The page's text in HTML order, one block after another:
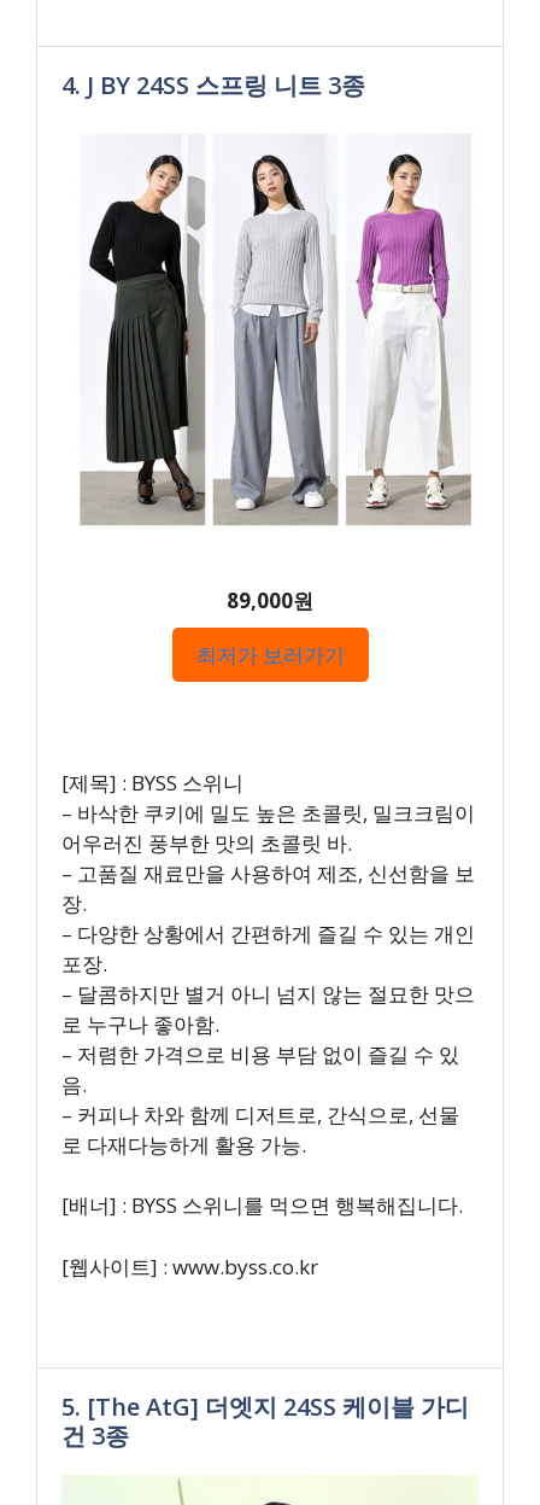
4. J BY 24SS 스프링 니트 3종
89,000원
최저가 보러가기
[제목] : BYSS 스위니
– 바삭한 쿠키에 밀도 높은 초콜릿, 밀크크림이
어우러진 풍부한 맛의 초콜릿 바.
– 고품질 재료만을 사용하여 제조, 신선함을 보
장.
– 다양한 상황에서 간편하게 즐길 수 있는 개인
포장.
– 달콤하지만 별거 아니 넘지 않는 절묘한 맛으
로 누구나 좋아함.
– 저렴한 가격으로 비용 부담 없이 즐길 수 있
음.
– 커피나 차와 함께 디저트로, 간식으로, 선물
로 다재다능하게 활용 가능.
[배너] : BYSS 스위니를 먹으면 행복해집니다.
[웹사이트] : www.byss.co.kr
5. [The AtG] 더엣지 24SS 케이블 가디
건 3종